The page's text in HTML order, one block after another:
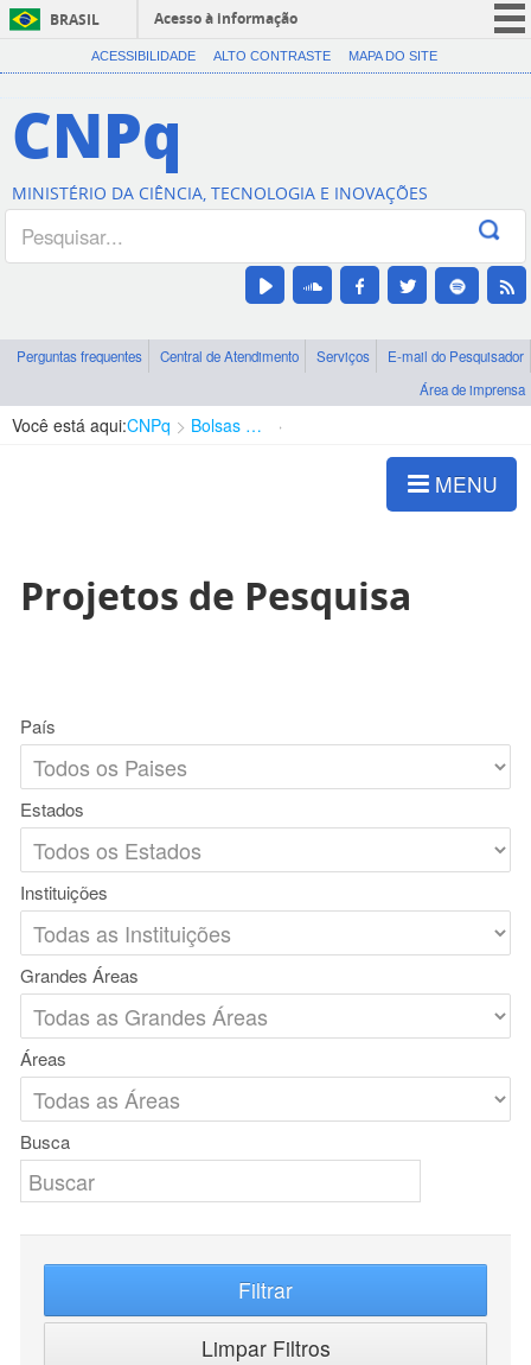
BRASIL
Acesso à informação
CORONAVÍRUS (COVID-19)
Canais
ACESSIBILIDADE ALTO CONTRASTE MAPA DO SITE
CNPq
MINISTÉRIO DA CIÊNCIA, TECNOLOGIA E INOVAÇÕES
Perguntas frequentes Central de Atendimento Serviços
E-mail do Pesquisador
Área de imprensa
Você está aqui:CNPq Bolsas e Auxílios Vigentes
MENU
Projetos de Pesquisa
País
Estados
Instituições
Grandes Áreas
Áreas
Busca
Filtrar
Limpar Filtros